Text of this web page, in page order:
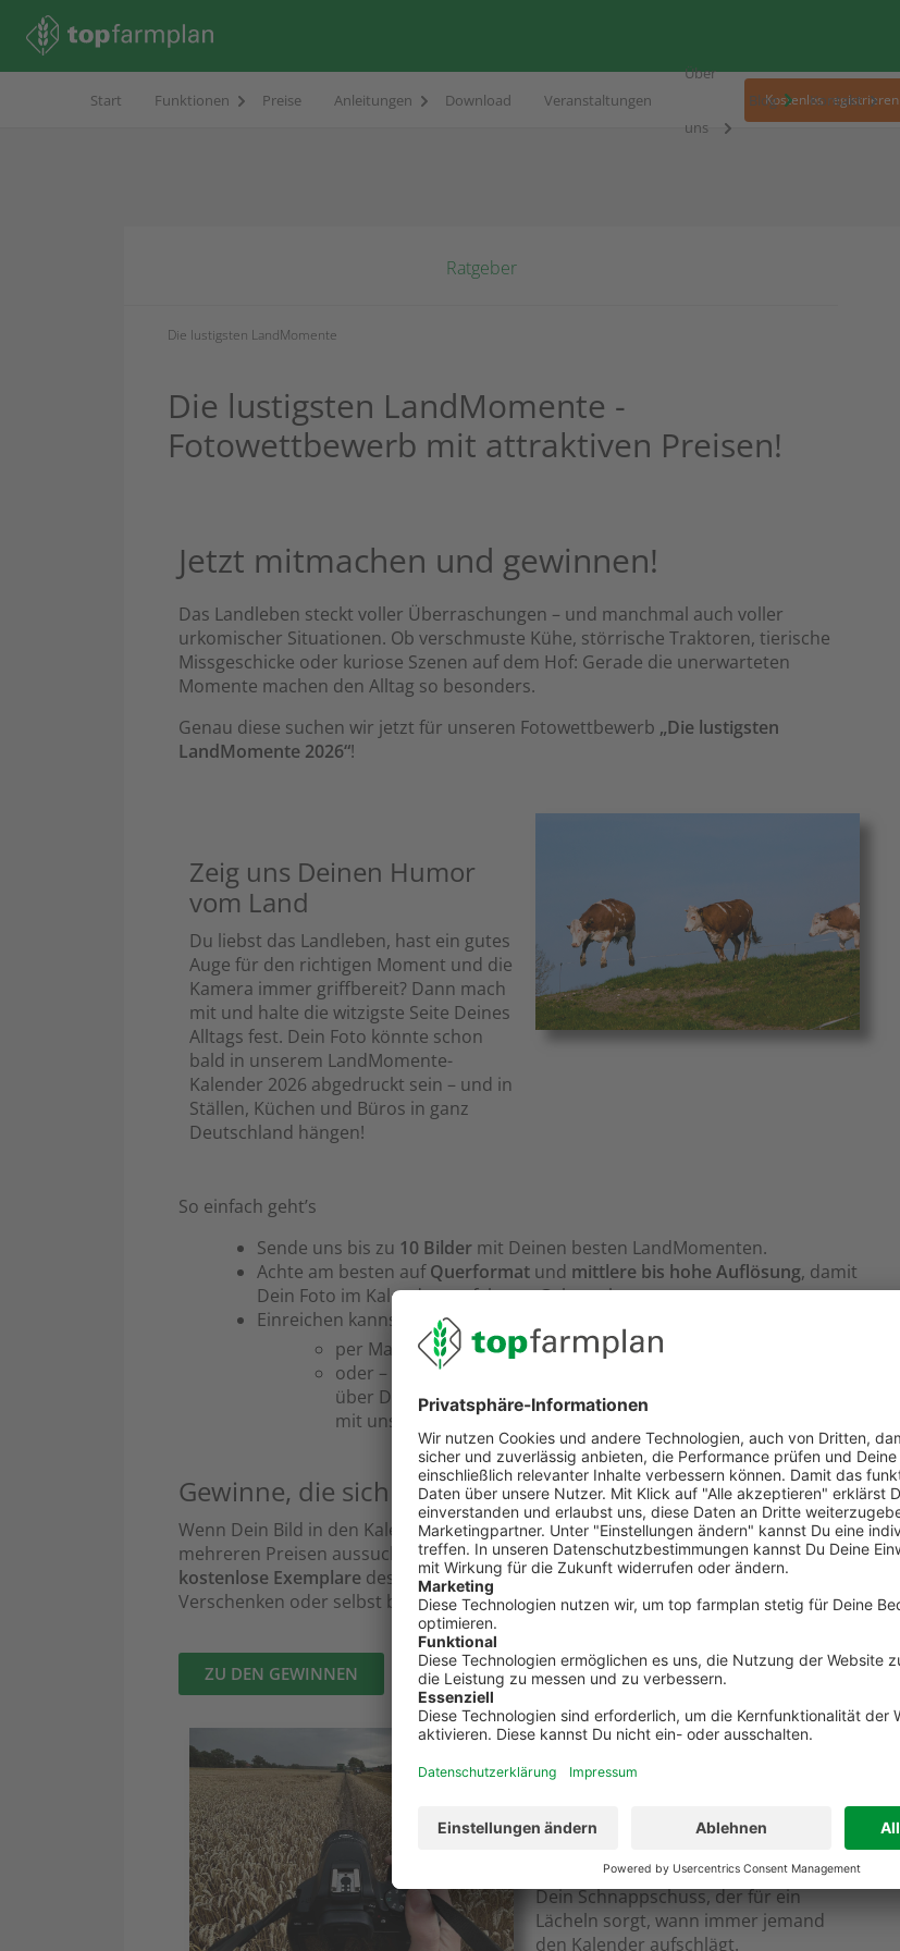
Start Funktionen Preise Anleitungen Download Veranstaltungen
Über
uns
Blog Kontakt
Kostenlos registrieren
Ratgeber
Die lustigsten LandMomente
Die lustigsten LandMomente -
Fotowettbewerb mit attraktiven Preisen!
Jetzt mitmachen und gewinnen!
Das Landleben steckt voller Überraschungen – und manchmal auch voller
urkomischer Situationen. Ob verschmuste Kühe, störrische Traktoren, tierische
Missgeschicke oder kuriose Szenen auf dem Hof: Gerade die unerwarteten
Momente machen den Alltag so besonders.
Genau diese suchen wir jetzt für unseren Fotowettbewerb „Die lustigsten
LandMomente 2026“!
Zeig uns Deinen Humor
vom Land
Du liebst das Landleben, hast ein gutes
Auge für den richtigen Moment und die
Kamera immer griffbereit? Dann mach
mit und halte die witzigste Seite Deines
Alltags fest. Dein Foto könnte schon
bald in unserem LandMomente-
Kalender 2026 abgedruckt sein – und in
Ställen, Küchen und Büros in ganz
Deutschland hängen!
So einfach geht’s
Sende uns bis zu 10 Bilder mit Deinen besten LandMomenten.
Achte am besten aufQuerformat und mittlere bis hohe Auflösung, damit
Dein Foto im Kalender perfekt zur Geltung kommt.
Einreichen kannst Du Deine Bilder entweder:
per Mail an marketing@topfarmplan.de
oder – wenn Du bei top farmplan registriert bist – ganz bequem
über Deinen Account. Lade die Fotos hoch und teile den Ordner
mit uns. Eine kleine
Gewinne, die sich lohnen
Wenn Dein Bild in den Kalender kommt, kannst Du Dir einen attraktiven Gewinn aus
mehreren Preisen aussuchen. Außerdem erhältst Du als Dankeschön zwei
kostenlose Exemplare des LandMomente-Kalenders 2026 – perfekt zum
Verschenken oder selbst behalten.
ZU DEN GEWINNEN
Mitmachen lohnt sich!
Also: Kamera zücken, Landalltag mit
einreichen. Vielleicht ist es schon bald
Dein Schnappschuss, der für ein
Lächeln sorgt, wann immer jemand
den Kalender aufschlägt.